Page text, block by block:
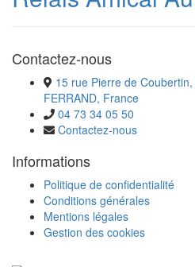
Contactez-nous
15 rue Pierre de
FERRAND, France
04 73 34 05 50
Contactez-nous
Informations
Politique de confidentialité
Conditions générales
Mentions légales
Gestion des cookies